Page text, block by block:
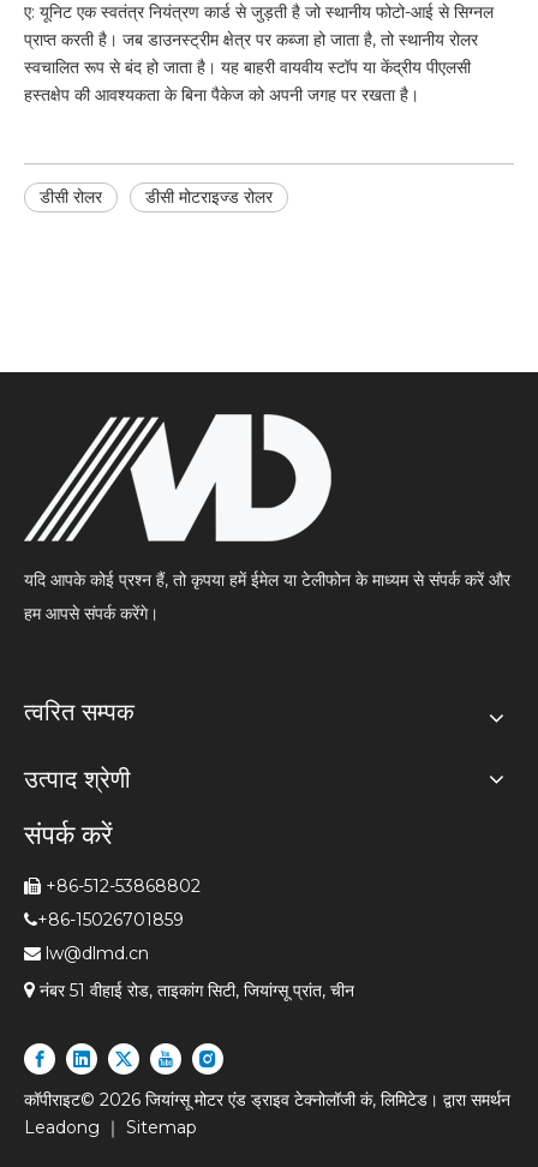
ए: यूनिट एक स्वतंत्र नियंत्रण कार्ड से जुड़ती है जो स्थानीय फोटो-आई से सिग्नल
प्राप्त करती है। जब डाउनस्ट्रीम क्षेत्र पर कब्जा हो जाता है, तो स्थानीय रोलर
स्वचालित रूप से बंद हो जाता है। यह बाहरी वायवीय स्टॉप या केंद्रीय पीएलसी
हस्तक्षेप की आवश्यकता के बिना पैकेज को अपनी जगह पर रखता है।
डीसी रोलर डीसी मोटराइज्ड रोलर
यदि आपके कोई प्रश्न हैं, तो कृपया हमें ईमेल या टेलीफोन के माध्यम से संपर्क करें और
हम आपसे संपर्क करेंगे।
त्वरित सम्पक
उत्पाद श्रेणी
संपर्क करें
 +86-512-53868802
+86-15026701859
 lw@dlmd.cn
 नंबर 51 वीहाई रोड, ताइकांग सिटी, जियांग्सू प्रांत, चीन
कॉपीराइट© 2026 जियांग्सू मोटर एंड ड्राइव टेक्नोलॉजी कं, लिमिटेड। द्वारा समर्थन
Leadong
｜ Sitemap